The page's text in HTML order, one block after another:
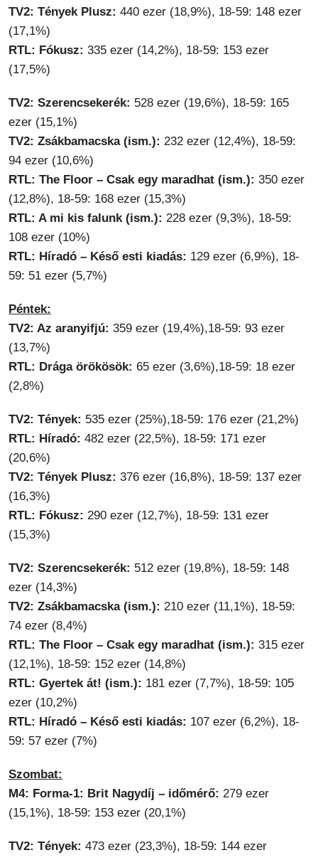
TV2: Tények Plusz: 440 ezer (18,9%), 18-59: 148 ezer
(17,1%)
RTL: Fókusz: 335 ezer (14,2%), 18-59: 153 ezer
(17,5%)
TV2: Szerencsekerék: 528 ezer (19,6%), 18-59: 165
ezer (15,1%)
TV2: Zsákbamacska (ism.): 232 ezer (12,4%), 18-59:
94 ezer (10,6%)
RTL: The Floor – Csak egy maradhat (ism.): 350 ezer
(12,8%), 18-59: 168 ezer (15,3%)
RTL: A mi kis falunk (ism.): 228 ezer (9,3%), 18-59:
108 ezer (10%)
RTL: Híradó – Késő esti kiadás: 129 ezer (6,9%), 18-
59: 51 ezer (5,7%)
Péntek:
TV2: Az aranyifjú: 359 ezer (19,4%),18-59: 93 ezer
(13,7%)
RTL: Drága örökösök: 65 ezer (3,6%),18-59: 18 ezer
(2,8%)
TV2: Tények: 535 ezer (25%),18-59: 176 ezer (21,2%)
RTL: Híradó: 482 ezer (22,5%), 18-59: 171 ezer
(20,6%)
TV2: Tények Plusz: 376 ezer (16,8%), 18-59: 137 ezer
(16,3%)
RTL: Fókusz: 290 ezer (12,7%), 18-59: 131 ezer
(15,3%)
TV2: Szerencsekerék: 512 ezer (19,8%), 18-59: 148
ezer (14,3%)
TV2: Zsákbamacska (ism.): 210 ezer (11,1%), 18-59:
74 ezer (8,4%)
RTL: The Floor – Csak egy maradhat (ism.): 315 ezer
(12,1%), 18-59: 152 ezer (14,8%)
RTL: Gyertek át! (ism.): 181 ezer (7,7%), 18-59: 105
ezer (10,2%)
RTL: Híradó – Késő esti kiadás: 107 ezer (6,2%), 18-
59: 57 ezer (7%)
Szombat:
M4: Forma-1: Brit Nagydíj – időmérő: 279 ezer
(15,1%), 18-59: 153 ezer (20,1%)
TV2: Tények: 473 ezer (23,3%), 18-59: 144 ezer